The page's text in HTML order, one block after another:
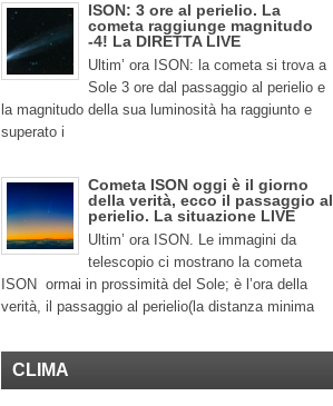
ISON: 3 ore al perielio. La
cometa raggiunge magnitudo
-4! La DIRETTA LIVE
Ultim’ ora ISON: la cometa si trova a
Sole 3 ore dal passaggio al perielio e
la magnitudo della sua luminosità ha raggiunto e
superato i
Cometa ISON oggi è il giorno
della verità, ecco il passaggio al
perielio. La situazione LIVE
Ultim’ ora ISON. Le immagini da
telescopio ci mostrano la cometa
ISON ormai in prossimità del Sole; è l’ora della
verità, il passaggio al perielio(la distanza minima
CLIMA